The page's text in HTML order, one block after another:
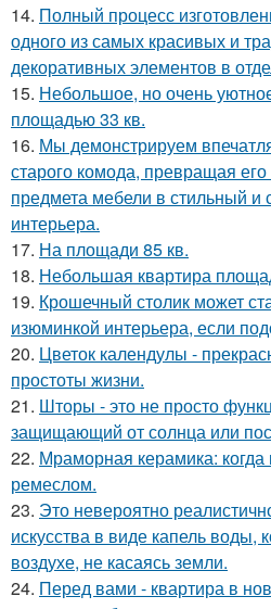
14. Полный процесс
одного из самых красивых и
декоративных элементов в
15. Небольшое, но очень
площадью 33 кв.
16. Мы демонстрируем
старого комода, превращая
предмета мебели в стильный и
интерьера.
17. На площади 85 кв.
18. Небольшая квартира
19. Крошечный столик может
изюминкой интерьера, если
20. Цветок календулы -
простоты жизни.
21. Шторы - это не просто
защищающий от солнца или
22. Мраморная керамика: когда
ремеслом.
23. Это невероятно
искусства в виде капель воды,
воздухе, не касаясь земли.
24. Перед вами - квартира в